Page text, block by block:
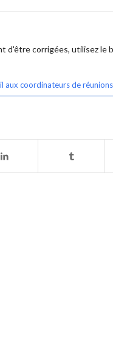
corrigées, utilisez le
aux coordinateurs de